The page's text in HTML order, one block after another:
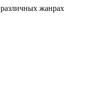
жанрах